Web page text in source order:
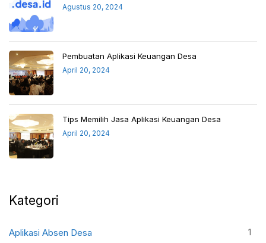
Agustus 20, 2024
Pembuatan Aplikasi Keuangan Desa
April 20, 2024
Tips Memilih Jasa Aplikasi Keuangan Desa
April 20, 2024
Kategori
Aplikasi Absen Desa 1